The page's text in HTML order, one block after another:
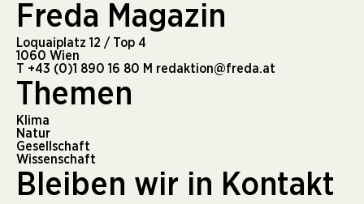
Freda Magazin
Loquaiplatz 12 / Top 4
1060 Wien
T +43 (0)1 890 16 80 M redaktion@freda.at
Themen
Klima
Natur
Gesellschaft
Wissenschaft
Bleiben wir in Kontakt